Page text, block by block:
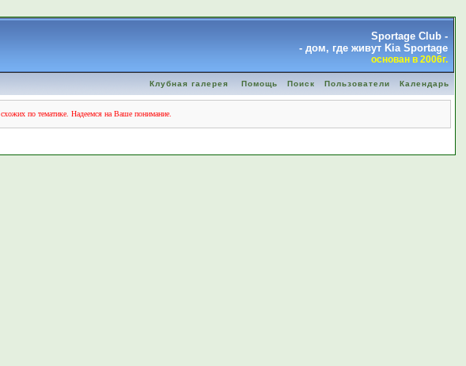
Sportage Club -
- дом, где живут Kia Sportage
основан в 2006г.
Клубная галерея Помощь Поиск Пользователи Календарь
по тематике. Надеемся на Ваше понимание.